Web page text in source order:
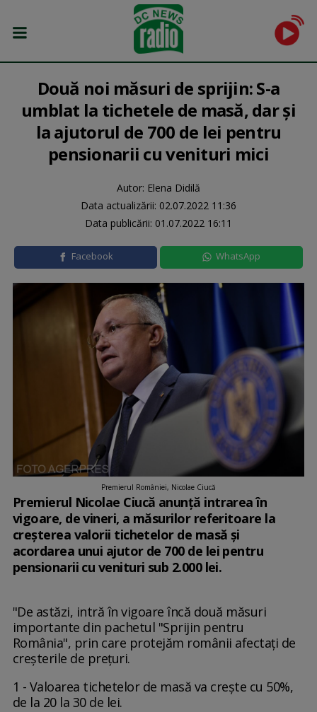
Două noi măsuri de sprijin: S-a
umblat la tichetele de masă, dar și
la ajutorul de 700 de lei pentru
pensionarii cu venituri mici
Autor: Elena Didilă
Data actualizării: 02.07.2022 11:36
Data publicării: 01.07.2022 16:11
Facebook WhatsApp
Premierul României, Nicolae Ciucă
Premierul Nicolae Ciucă anunţă intrarea în
vigoare, de vineri, a măsurilor referitoare la
creşterea valorii tichetelor de masă şi
acordarea unui ajutor de 700 de lei pentru
pensionarii cu venituri sub 2.000 lei.
"De astăzi, intră în vigoare încă două măsuri
importante din pachetul "Sprijin pentru
România", prin care protejăm românii afectaţi de
creşterile de preţuri.
1 - Valoarea tichetelor de masă va creşte cu 50%,
de la 20 la 30 de lei.